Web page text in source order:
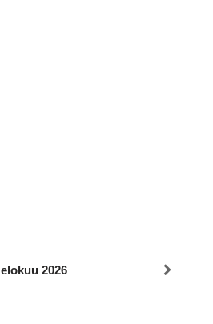
elokuu 2026